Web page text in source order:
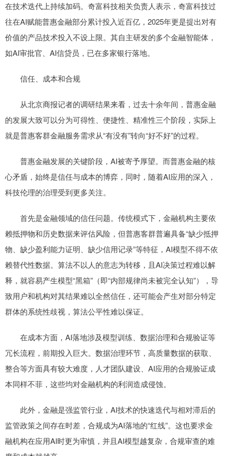
在技术迭代上持续加码。奇富科技相关负责人表示，奇富科技过
往在AI赋能普惠金融部分累计投入近百亿，2025年更是提出对有
价值的产品技术投入不设上限。其自主研发的多个金融智能体，
如AI审批官、AI信贷员，已在多家银行落地。
信任、成本和合规
从北京商报记者的调研结果来看，过去十余年间，普惠金融
的发展大致可以分为可得性、便捷性、精准性三个阶段，实际上
就是普惠客群金融服务需求从“有没有”转向“好不好”的过程。
普惠金融发展的关键阶段，AI被寄予厚望。而普惠金融的核
心矛盾，始终是信任与成本的博弈，同时，随着AI应用的深入，
科技伦理的治理受到更多关注。
首先是金融领域的信任问题。传统模式下，金融机构主要依
赖抵押物和历史数据来评估风险，但普惠客群普遍具备“缺少抵押
物、缺少盈利能力证明、缺少信用记录”等特征，AI模型不得不依
赖替代性数据。算法不以人的意志为转移，且AI决策过程难以解
释，就容易产生模型“黑箱”（即“内部规律尚未被完全认知”），导
致用户和机构对其结果难以全然信任，还可能会产生对部分特定
群体的系统性歧视，算法公平性难以保证。
在成本方面，AI落地涉及模型训练、数据治理和合规验证等
冗长流程，前期投入巨大。数据治理环节，高质量数据的获取、
整合等方面具有较大难度，人才团队建设、AI应用的合规验证成
本同样不菲，这些均对金融机构的利润造成侵蚀。
此外，金融是强监管行业，AI技术的快速迭代与相对滞后的
监管政策之间存在时差，合规成为AI落地的“红线”。这也要求金
融机构在应用AI时更为审慎，并且AI模型越复杂，合规审查的难